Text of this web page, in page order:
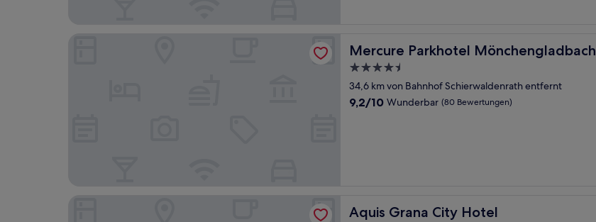
Mercure Parkhotel Mönchengladbach
Mercure Parkhotel Mönchengladbach
4.5-
Sterne-
Unterkunft
34,6 km von Bahnhof Schierwaldenrath entfernt
9.2
9,2/10 Wunderbar (80 Bewertungen)
Aquis Grana City Hotel
Aquis Grana City Hotel